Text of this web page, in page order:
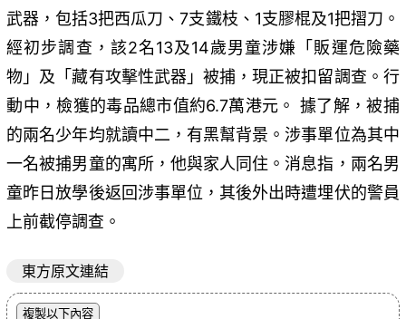
武器，包括3把西瓜刀、7支鐵枝、1支膠棍及1把摺刀。
經初步調查，該2名13及14歲男童涉嫌「販運危險藥
物」及「藏有攻擊性武器」被捕，現正被扣留調查。行
動中，檢獲的毒品總市值約6.7萬港元。 據了解，被捕
的兩名少年均就讀中二，有黑幫背景。涉事單位為其中
一名被捕男童的寓所，他與家人同住。消息指，兩名男
童昨日放學後返回涉事單位，其後外出時遭埋伏的警員
上前截停調查。
東方原文連結